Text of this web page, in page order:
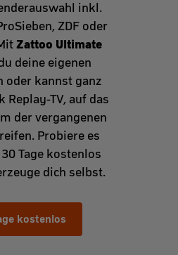
inkl.
ZDF oder
Zattoo Ultimate
deine eigenen
oder kannst ganz
Replay-TV, auf das
der vergangenen
Probiere es
Tage kostenlos
dich selbst.
kostenlos